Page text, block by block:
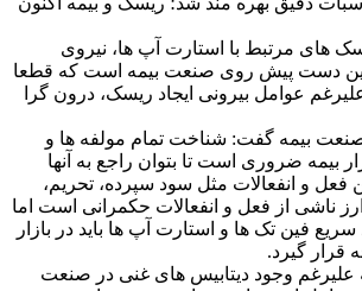
های مرتبط با استارت آپ ها، نیروی
این دست پیش روی صنعت بیمه است که قطعا
عوامل بیرونی ایجاد ریسک، درون گرا
بیمه گفت: شناخت تمام مولفه ها و
بیمه ضروری است تا بتوان راجع به آنها
فعل و انفعالات مثل سود سپرده، تحریم،
ناشی از فعل و انفعالات حکمرانی است اما
فین تک ها و استارت آپ ها باید در بازار
قرار گیرد.
علیرغم وجود دیتابیس های غنی در صنعت